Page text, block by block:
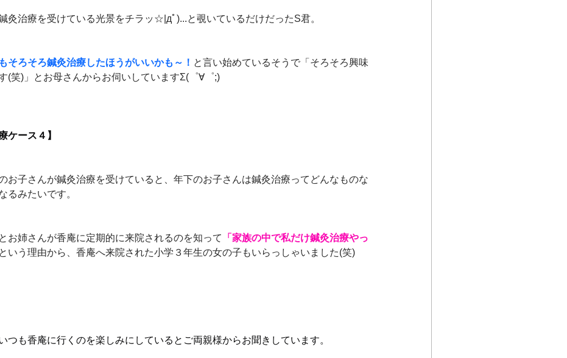
灸治療を受けている光景をチラッ☆|дﾟ)...と覗いているだけだったS君。
そろそろ鍼灸治療したほうがいいかも～！ と言い始めているそうで「そろそろ興味
(笑)」とお母さんからお伺いしていますΣ(゜∀゜;)
ケース４】
お子さんが鍼灸治療を受けていると、年下のお子さんは鍼灸治療ってどんなものな
るみたいです。
お姉さんが香庵に定期的に来院されるのを知って
「家族の中で私だけ鍼灸治療やっ
という理由から、香庵へ来院された小学３年生の女の子もいらっしゃいました(笑)
つも香庵に行くのを楽しみにしているとご両親様からお聞きしています。